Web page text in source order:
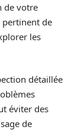
de votre
de
les
détaillée
éviter des
de